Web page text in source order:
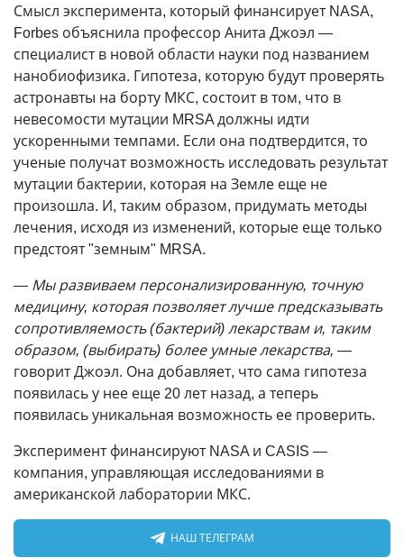
Смысл эксперимента, который финансирует NASA,
Forbes объяснила профессор Анита Джоэл —
специалист в новой области науки под названием
нанобиофизика. Гипотеза, которую будут проверять
астронавты на борту МКС, состоит в том, что в
невесомости мутации MRSA должны идти
ускоренными темпами. Если она подтвердится, то
ученые получат возможность исследовать результат
мутации бактерии, которая на Земле еще не
произошла. И, таким образом, придумать методы
лечения, исходя из изменений, которые еще только
предстоят "земным" MRSA.
— Мы развиваем персонализированную, точную
медицину, которая позволяет лучше предсказывать
сопротивляемость (бактерий) лекарствам и, таким
образом, (выбирать) более умные лекарства, —
говорит Джоэл. Она добавляет, что сама гипотеза
появилась у нее еще 20 лет назад, а теперь
появилась уникальная возможность ее проверить.
Эксперимент финансируют NASA и CASIS —
компания, управляющая исследованиями в
американской лаборатории МКС.
НАШ ТЕЛЕГРАМ